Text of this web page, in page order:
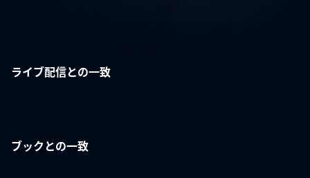
ライブ配信との一致
ブックとの一致